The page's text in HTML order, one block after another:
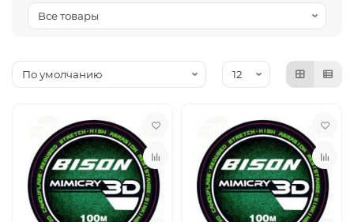
Коробки, вёдра, ёмкости
Рыболовный инструмент
Аксессуары
Посуда туристическая
Термосумки, термоконтейнеры
Защита от насекомых
Ножи, мультитулы, пилы, топоры